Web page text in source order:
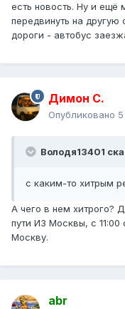
есть новость. Ну и ещё
передвинуть на другую
дороги - автобус
Димон С.
Опубликовано
Володя13401
с каким-то хитрым
А чего в нем хитрого?
пути ИЗ Москвы, с 11:00
Москву.
abr